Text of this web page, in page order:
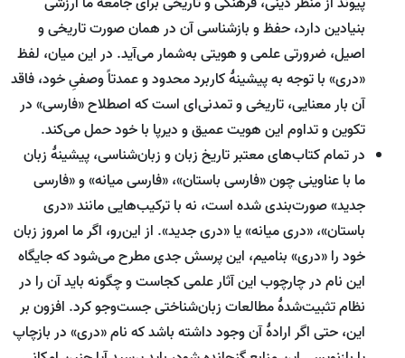
بنیادین دارد، حفظ و بازشناسی آن در همان صورت تاریخی و
اصیل، ضرورتی علمی و هویتی به‌شمار می‌آید. در این میان، لفظ
«دری» با توجه به پیشینۀ کاربرد محدود و عمدتاً وصفیِ خود، فاقد
آن بار معنایی، تاریخی و تمدنی‌ای است که اصطلاح «فارسی» در
تکوین و تداوم این هویت عمیق و دیرپا با خود حمل می‌کند.
در تمام کتاب‌های معتبر تاریخ زبان و زبان‌شناسی، پیشینۀ زبان
ما با عناوینی چون «فارسی باستان»، «فارسی میانه» و «فارسی
جدید» صورت‌بندی شده است، نه با ترکیب‌هایی مانند «دری
باستان»، «دری میانه» یا «دری جدید». از این‌رو، اگر ما امروز زبان
خود را «دری» بنامیم، این پرسش جدی مطرح می‌شود که جایگاه
این نام در چارچوب این آثار علمی کجاست و چگونه باید آن را در
نظام تثبیت‌شدۀ مطالعات زبان‌شناختی جست‌وجو کرد. افزون بر
این، حتی اگر ارادۀ آن وجود داشته باشد که نام «دری» در بازچاپ